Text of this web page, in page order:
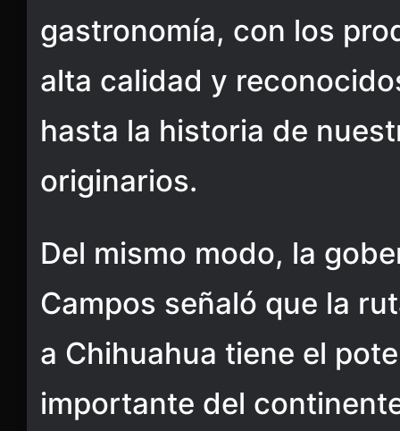
gastronomía, con los
alta calidad y
hasta la historia de
originarios.
Del mismo modo, la
Campos señaló que la
a Chihuahua tiene el
importante del